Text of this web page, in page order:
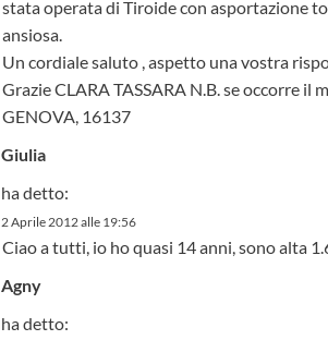
stata operata di Tiroide con asportazione
ansiosa.
Un cordiale saluto , aspetto una vostra
Grazie CLARA TASSARA N.B. se occorre
GENOVA, 16137
Giulia
ha detto:
2 Aprile 2012 alle 19:56
Ciao a tutti, io ho quasi 14 anni, sono alta
Agny
ha detto: